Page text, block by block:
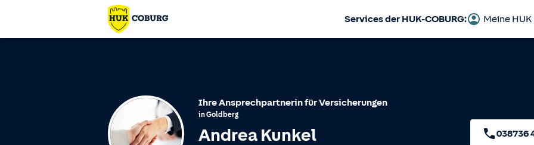
Services der HUK-COBURG: Meine HUK
Ihre Ansprechpartnerin für Versicherungen
inGoldberg
Andrea Kunkel 038736